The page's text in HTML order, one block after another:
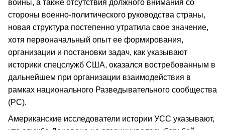
войны, а также отсутствия должного внимания со
стороны военно-политического руководства страны,
новая структура постепенно утратила свое значение,
хотя первоначальный опыт ее формирования,
организации и постановки задач, как указывают
историки спецслужб США, оказался востребованным в
дальнейшем при организации взаимодействия в
рамках национального Разведывательного сообщества
(РС).
Американские исследователи истории УСС указывают,